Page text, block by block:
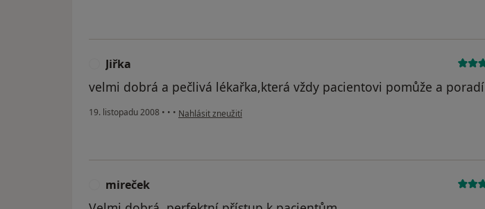
Jiřka
velmi dobrá a pečlivá lékařka,která vždy pacientovi pomůže a poradí
19. listopadu 2008 • • • podle názoru uživatele Jiřka
Nahlásit zneužití
mireček